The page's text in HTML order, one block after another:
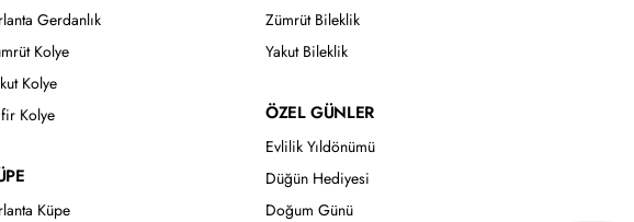
Gerdanlık
Kolye
Kolye
Kolye
Küpe
Zümrüt Bileklik
Yakut Bileklik
ÖZEL GÜNLER
Evlilik Yıldönümü
Düğün Hediyesi
Doğum Günü